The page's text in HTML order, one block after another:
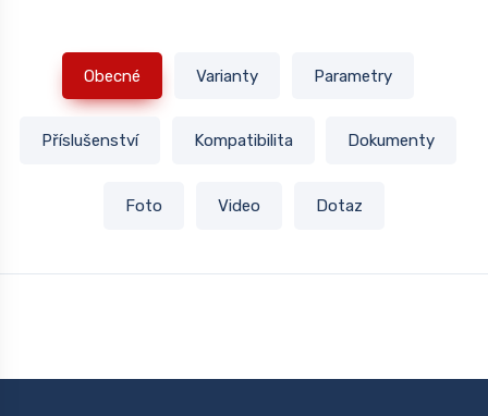
Obecné Varianty Parametry
Příslušenství Kompatibilita Dokumenty
Foto Video Dotaz